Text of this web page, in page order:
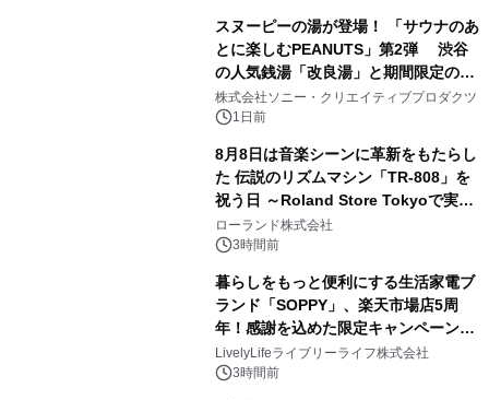
スヌーピーの湯が登場！ 「サウナのあ
とに楽しむPEANUTS」第2弾 渋谷
の人気銭湯「改良湯」と期間限定のコ
ラボレーション サウナイキタイコラ
ボグッズも発売決定！
株式会社ソニー・クリエイティブプロダクツ
1日前
8月8日は音楽シーンに革新をもたらし
た 伝説のリズムマシン「TR-808」を
祝う日 ～Roland Store Tokyoで実機
を展示しての 記念キャンペーンを開
催 英国ラジオ「NTS」の 特別プログ
アーティストを フィーチャーしたアニ
メーションを公開～
ローランド株式会社
3時間前
暮らしをもっと便利にする生活家電ブ
ランド「SOPPY」、楽天市場店5周
年！感謝を込めた限定キャンペーンを
8月10日より開催
LivelyLifeライブリーライフ株式会社
3時間前